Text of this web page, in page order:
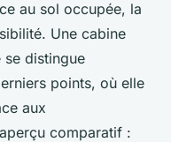
au sol occupée, la
Une cabine
distingue
points, où elle
aux
comparatif :